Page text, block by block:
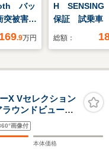
バッ
被害軽
ーダー
ヘッ
ム 車線
169.9万円
H SENSING
保証 試乗車
オ-ナ- ナビ
ディオ DVD
ト 両側電
VSA クルコ
総額：
X Vセレクション
ウンドビューモ
リジェントキ
ヘッドライ
画像付
本体価格